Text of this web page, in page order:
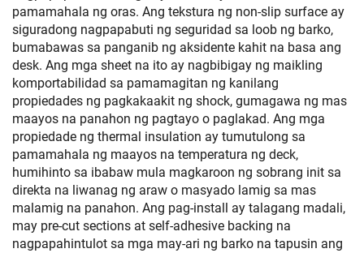
pamamahala ng oras. Ang tekstura ng non-slip surface ay
siguradong nagpapabuti ng seguridad sa loob ng barko,
bumabawas sa panganib ng aksidente kahit na basa ang
desk. Ang mga sheet na ito ay nagbibigay ng maikling
komportabilidad sa pamamagitan ng kanilang
propiedades ng pagkakaakit ng shock, gumagawa ng mas
maayos na panahon ng pagtayo o paglakad. Ang mga
propiedade ng thermal insulation ay tumutulong sa
pamamahala ng maayos na temperatura ng deck,
humihinto sa ibabaw mula magkaroon ng sobrang init sa
direkta na liwanag ng araw o masyado lamig sa mas
malamig na panahon. Ang pag-install ay talagang madali,
may pre-cut sections at self-adhesive backing na
nagpapahintulot sa mga may-ari ng barko na tapusin ang